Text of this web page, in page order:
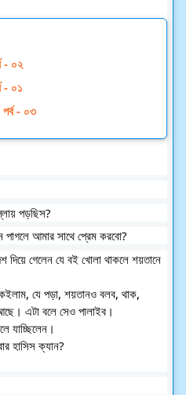
- ০২
- ০১
পর্ব - ০৩
পড়ছিস?
আমার সাথে প্রেম করবো?
গেলেন যে বই খোলা থাকলে শয়তানে
যে পড়া, শয়তানও বলব, থাক,
এটা বলে সেও পালাইব।
যাচ্ছিলেন।
হাসিস ক্যান?